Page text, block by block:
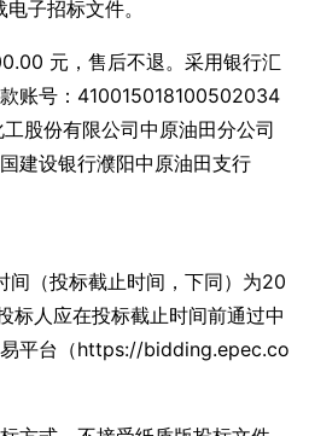
子招标文件。
元，售后不退。采用银行汇
账号：410015018100502034
股份有限公司中原油田分公司
建设银行濮阳中原油田支行
间（投标截止时间，下同）为20
标人应在投标截止时间前通过中
平台（https://bidding.epec.co